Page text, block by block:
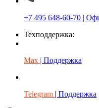
+7 495 648-60-70 |
Техподдержка:
Max | Поддержка
Telegram | Поддержка